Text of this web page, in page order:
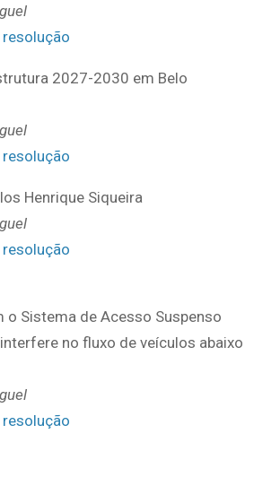
2027-2030 em Belo
Henrique Siqueira
o Sistema de Acesso Suspenso
no fluxo de veículos abaixo